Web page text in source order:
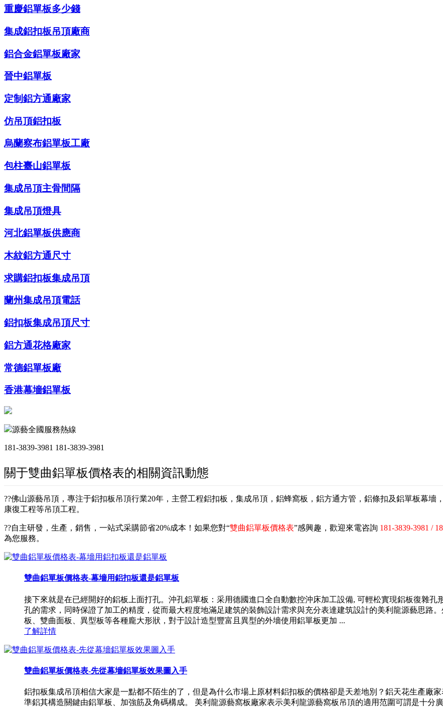
重慶鋁單板多少錢
集成鋁扣板吊頂廠商
鋁合金鋁單板廠家
晉中鋁單板
定制鋁方通廠家
仿吊頂鋁扣板
烏蘭察布鋁單板工廠
包柱臺山鋁單板
集成吊頂主骨間隔
集成吊頂燈具
河北鋁單板供應商
木紋鋁方通尺寸
求購鋁扣板集成吊頂
蘭州集成吊頂電話
鋁扣板集成吊頂尺寸
鋁方通花格廠家
常德鋁單板廠
香港幕墻鋁單板
源藝全國服務熱線
181-3839-3981 181-3839-3981
關于雙曲鋁單板價格表的相關資訊動態
??佛山源藝吊頂，專注于鋁扣板吊頂行業20年，主營工程鋁扣板，集成吊頂，鋁蜂窩板，鋁方通方管，鋁條扣及鋁單板幕
康復工程等吊頂工程。
??自主研發，生產，銷售，一站式采購節省20%成本！如果您對“雙曲鋁單板價格表”感興趣，歡迎來電咨詢 181-3839-3981 /
為您服務。
雙曲鋁單板價格表-幕墻用鋁扣板還是鋁單板
接下來就是在已經開好的鋁板上面打孔。沖孔鋁單板：采用德國進口全自動數控沖床加工設備, 可輕松實現鋁板復雜
孔的需求，同時保證了加工的精度，從而最大程度地滿足建筑的裝飾設計需求與充分表達建筑設計的美利龍源藝思路
板、雙曲面板、異型板等各種龐大形狀，對于設計造型豐富且異型的外墻使用鋁單板更加 ...
了解詳情
雙曲鋁單板價格表-先從幕墻鋁單板效果圖入手
鋁扣板集成吊頂相信大家是一點都不陌生的了，但是為什么市場上原材料鋁扣板的價格卻是天差地別？鋁天花生產廠
準鋁其構造關鍵由鋁單板、加強筋及角碼構成。 美利龍源藝窩板廠家表示美利龍源藝窩板吊頂的適用范圍可謂是十分